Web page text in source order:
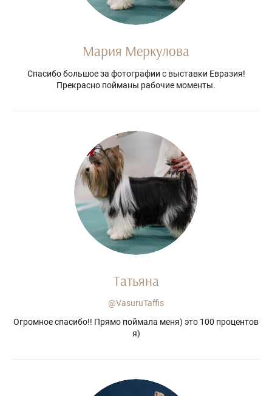
Мария Меркулова
Спасибо большое за фотографии с выставки Евразия!
Прекрасно пойманы рабочие моменты.
Татьяна
@VasuruTaffis
Огромное спасибо!! Прямо поймала меня) это 100 процентов
я)